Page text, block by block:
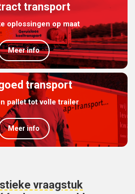
transport
oplossingen op maat
Meer info
transport
pallet tot volle trailer
Meer info
vraagstuk